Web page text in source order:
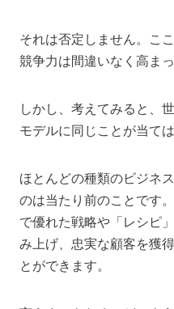
それは否定しません。こ
競争力は間違いなく高ま
しかし、考えてみると、
モデルに同じことが当て
ほとんどの種類のビジネ
のは当たり前のことです
で優れた戦略や「レシピ
み上げ、忠実な顧客を獲
とができます。